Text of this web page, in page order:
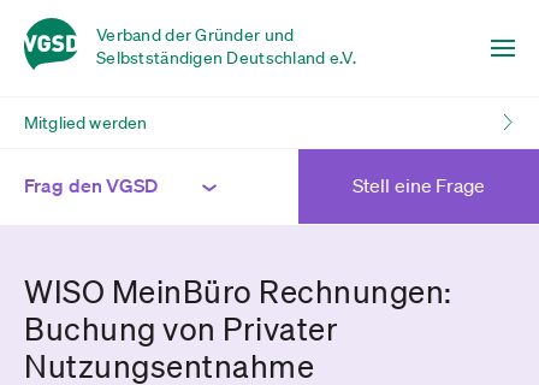
Verband der Gründer und
Selbstständigen Deutschland e.V.
Mitglied werden
Frag den VGSD Stell eine Frage
WISO MeinBüro Rechnungen:
Buchung von Privater
Nutzungsentnahme